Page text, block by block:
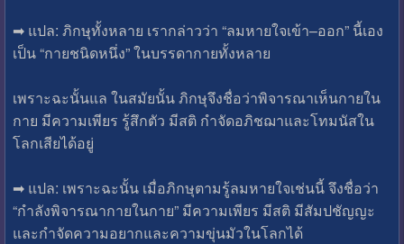
➡ แปล: ภิกษุทั้งหลาย เรากล่าวว่า “ลมหายใจเข้า–ออก” นี้เอง
เป็น “กายชนิดหนึ่ง” ในบรรดากายทั้งหลาย
เพราะฉะนั้นแล ในสมัยนั้น ภิกษุจึงชื่อว่าพิจารณาเห็นกายใน
กาย มีความเพียร รู้สึกตัว มีสติ กำจัดอภิชฌาและโทมนัสใน
โลกเสียได้อยู่
➡ แปล: เพราะฉะนั้น เมื่อภิกษุตามรู้ลมหายใจเช่นนี้ จึงชื่อว่า
“กำลังพิจารณากายในกาย” มีความเพียร มีสติ มีสัมปชัญญะ
และกำจัดความอยากและความขุ่นมัวในโลกได้